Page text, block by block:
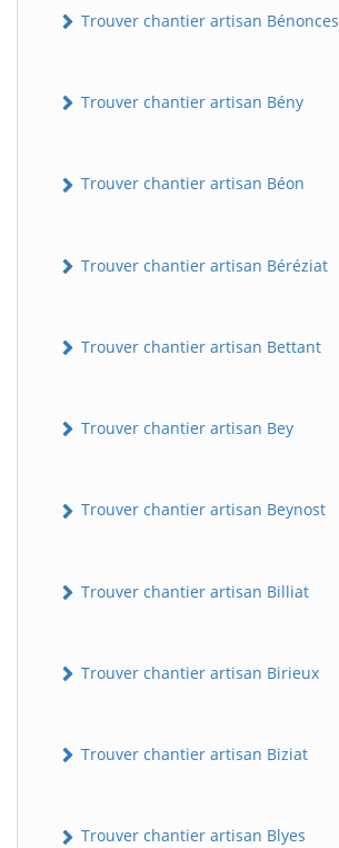
Trouver chantier artisan Bénonces
Trouver chantier artisan Bény
Trouver chantier artisan Béon
Trouver chantier artisan Béréziat
Trouver chantier artisan Bettant
Trouver chantier artisan Bey
Trouver chantier artisan Beynost
Trouver chantier artisan Billiat
Trouver chantier artisan Birieux
Trouver chantier artisan Biziat
Trouver chantier artisan Blyes